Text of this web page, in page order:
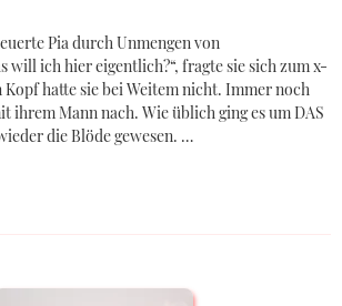
Pia durch Unmengen von
will ich hier eigentlich?“, fragte sie sich zum x-
hatte sie bei Weitem nicht. Immer noch
ihrem Mann nach. Wie üblich ging es um DAS
die Blöde gewesen. …